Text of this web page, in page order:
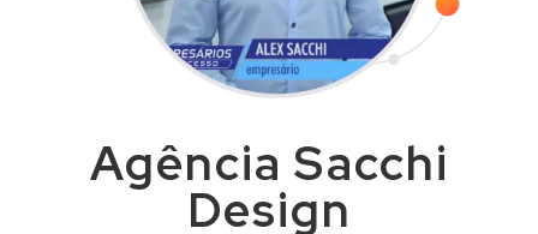
Agência Sacchi
Design